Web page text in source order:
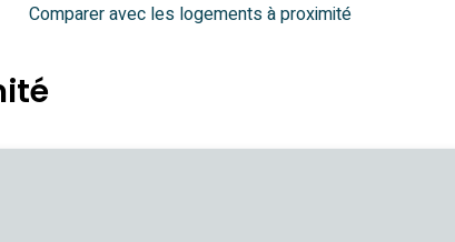
Comparer avec les logements à proximité